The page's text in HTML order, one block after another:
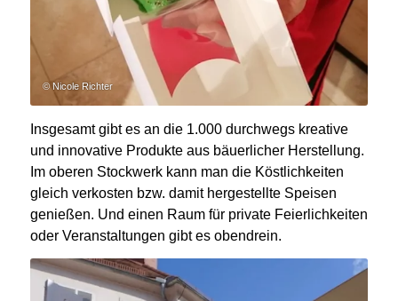
© Nicole Richter
Insgesamt gibt es an die 1.000 durchwegs kreative
und innovative Produkte aus bäuerlicher Herstellung.
Im oberen Stockwerk kann man die Köstlichkeiten
gleich verkosten bzw. damit hergestellte Speisen
genießen. Und einen Raum für private Feierlichkeiten
oder Veranstaltungen gibt es obendrein.